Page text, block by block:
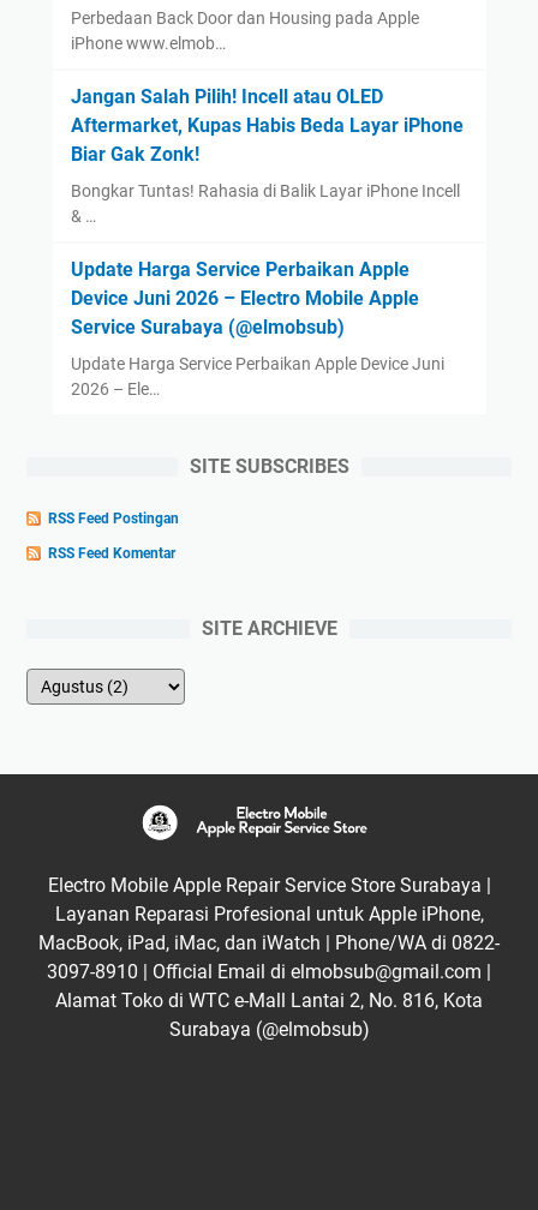
Perbedaan Back Door dan Housing pada Apple
iPhone www.elmob…
Jangan Salah Pilih! Incell atau OLED
Aftermarket, Kupas Habis Beda Layar iPhone
Biar Gak Zonk!
Bongkar Tuntas! Rahasia di Balik Layar iPhone Incell
& …
Update Harga Service Perbaikan Apple
Device Juni 2026 – Electro Mobile Apple
Service Surabaya (@elmobsub)
Update Harga Service Perbaikan Apple Device Juni
2026 – Ele…
SITE SUBSCRIBES
RSS Feed Postingan
RSS Feed Komentar
SITE ARCHIEVE
Electro Mobile Apple Repair Service Store Surabaya |
Layanan Reparasi Profesional untuk Apple iPhone,
MacBook, iPad, iMac, dan iWatch | Phone/WA di 0822-
3097-8910 | Official Email di elmobsub@gmail.com |
Alamat Toko di WTC e-Mall Lantai 2, No. 816, Kota
Surabaya (@elmobsub)